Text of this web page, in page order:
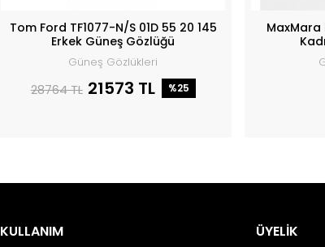
Tom Ford TF1077-N/S 01D 55 20 145
Erkek Güneş Gözlüğü
Güneş Gözlükleri
28764 TL 21573 TL %25
MaxMara
KULLANIM ÜYELİK